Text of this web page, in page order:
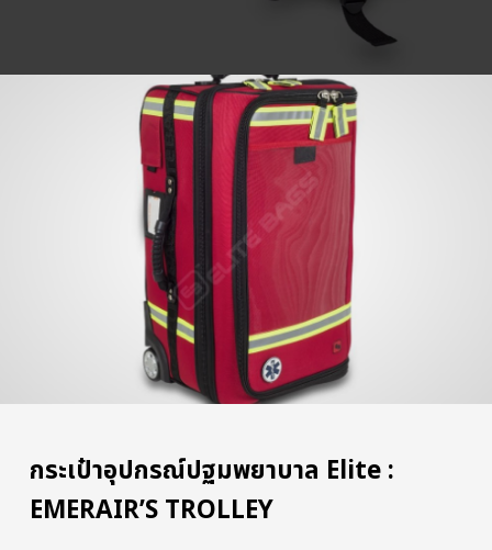
กระเป๋าอุปกรณ์ปฐมพยาบาล Elite :
EMERAIR’S TROLLEY